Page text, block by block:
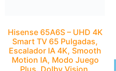
IR A OFERTA
activa, se haya agotado el stock o haya
caducado. Por favor, compruebelo
manualmente